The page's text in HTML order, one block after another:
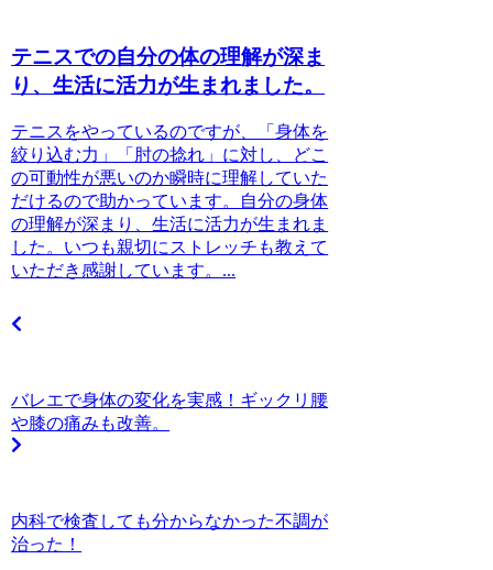
テニスでの自分の体の理解が深ま
り、生活に活力が生まれました。
テニスをやっているのですが、「身体を
絞り込む力」「肘の捻れ」に対し、どこ
の可動性が悪いのか瞬時に理解していた
だけるので助かっています。自分の身体
の理解が深まり、生活に活力が生まれま
した。いつも親切にストレッチも教えて
いただき感謝しています。...
バレエで身体の変化を実感！ギックリ腰
や膝の痛みも改善。
内科で検査しても分からなかった不調が
治った！